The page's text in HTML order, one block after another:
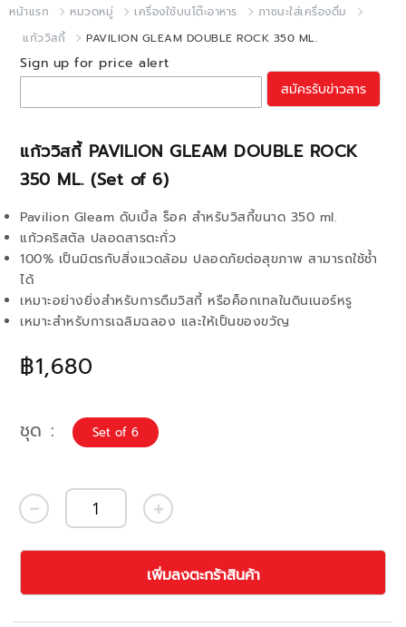
หน้าแรก หมวดหมู่ เครื่องใช้บนโต๊ะอาหาร
ภาชนะใส่เครื่องดื่ม
แก้ววิสกี้
PAVILION GLEAM DOUBLE ROCK 350 ML.
แก้ววิสกี้ PAVILION GLEAM DOUBLE ROCK
350 ML. (Set of 6)
฿1,680
Pavilion Gleam ดับเบิ้ล ร็อค สำหรับวิสกี้ขนาด 350 ml.
แก้วคริสตัล ปลอดสารตะกั่ว
100% เป็นมิตรกับสิ่งแวดล้อม ปลอดภัยต่อสุขภาพ สามารถใช้ช้ำ
ได้
เหมาะอย่างยิ่งสำหรับการดืมวิสกี้ หรือค็อกเทลในดินเนอร์หรู
เหมาะสำหรับการเฉลิมฉลอง และให้เป็นของขวัญ
Sign up for price alert
สมัครรับข่าวสาร
ชุด Set of 6
เพิ่มลงตะกร้าสินค้า